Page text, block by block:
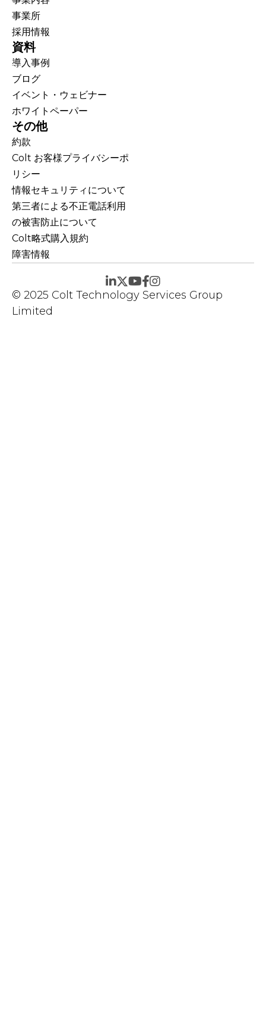
事業所
採用情報
資料
導入事例
ブログ
イベント・ウェビナー
ホワイトペーパー
その他
約款
Colt お客様プライバシーポ
リシー
情報セキュリティについて
第三者による不正電話利用
の被害防止について
Colt略式購入規約
障害情報
© 2025 Colt Technology Services Group
Limited